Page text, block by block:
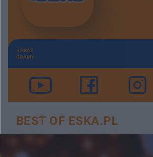
TERAZ
GRAMY
BEST OF ESKA.PL